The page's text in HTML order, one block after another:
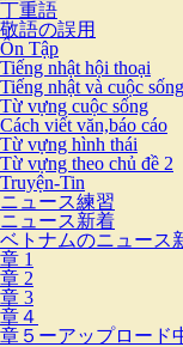
丁重語
敬語の誤用
Ôn Tập
Tiếng nhật hội thoại
Tiếng nhật và cuộc sống
Từ vựng cuộc sống
Cách viết văn,báo cáo
Từ vựng hình thái
Từ vựng theo chủ đề 2
Truyện-Tin
ニュース練習
ニュース新着
ベトナムのニュース
章 1
章 2
章 3
章４
章５ーアップロード